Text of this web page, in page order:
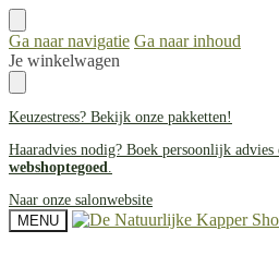
Ga naar navigatie Ga naar inhoud
Je winkelwagen
Keuzestress? Bekijk onze pakketten!
Haaradvies nodig? Boek persoonlijk
webshoptegoed.
Naar onze salonwebsite
MENU